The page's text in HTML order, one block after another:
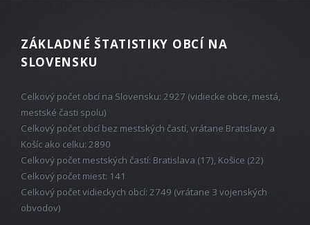
ZÁKLADNÉ ŠTATISTIKY OBCÍ NA
SLOVENSKU
Celkový počet obcí na Slovensku: 2927 (vidiecke obce, mestá,
mestské časti spolu)
Celkový počet obcí bez mestských častí, vrátane Bratislavy a
Košíc ako celku: 2890
Celkový počet mestských častí: Bratislava (17), Košice (22)
Celkový počet miest: 141
Celkový počet vidieckych obcí: 2749 (vrátane 3 vojenských
obvodov)